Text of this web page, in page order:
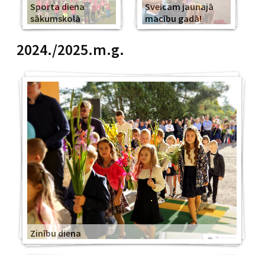
Sporta diena
sākumskolā
Sveicam jaunajā
mācību gadā!
2024./2025.m.g.
Zinību diena